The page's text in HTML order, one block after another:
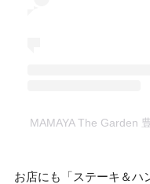
MAMAYA The Garden
お店にも「ステーキ＆ハ